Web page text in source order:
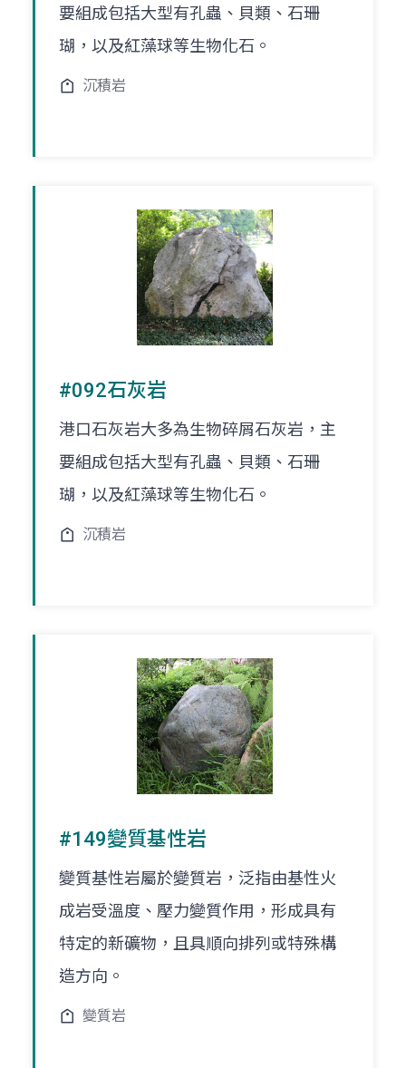
要組成包括大型有孔蟲、貝類、石珊
瑚，以及紅藻球等生物化石。
沉積岩
#092石灰岩
港口石灰岩大多為生物碎屑石灰岩，主
要組成包括大型有孔蟲、貝類、石珊
瑚，以及紅藻球等生物化石。
沉積岩
#149變質基性岩
變質基性岩屬於變質岩，泛指由基性火
成岩受溫度、壓力變質作用，形成具有
特定的新礦物，且具順向排列或特殊構
造方向。
變質岩